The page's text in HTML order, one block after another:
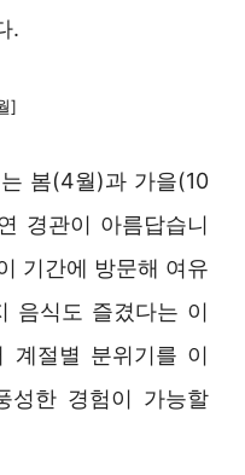
.
]
봄(4월)과 가을(10
경관이 아름답습니
기간에 방문해 여유
음식도 즐겼다는 이
계절별 분위기를 이
성한 경험이 가능할